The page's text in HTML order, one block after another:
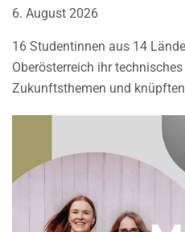
6. August 2026
16 Studentinnen aus 14
Oberösterreich ihr
Zukunftsthemen und